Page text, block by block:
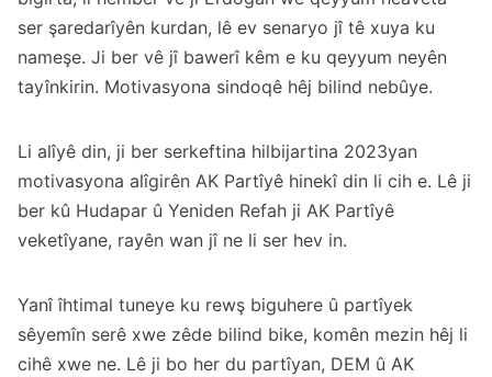
ser şaredarîyên kurdan, lê ev senaryo jî tê xuya ku
nameşe. Ji ber vê jî bawerî kêm e ku qeyyum neyên
tayînkirin. Motivasyona sindoqê hêj bilind nebûye.
Li alîyê din, ji ber serkeftina hilbijartina 2023yan
motivasyona alîgirên AK Partîyê hinekî din li cih e. Lê ji
ber kû Hudapar û Yeniden Refah ji AK Partîyê
veketîyane, rayên wan jî ne li ser hev in.
Yanî îhtimal tuneye ku rewş biguhere û partîyek
sêyemîn serê xwe zêde bilind bike, komên mezin hêj li
cihê xwe ne. Lê ji bo her du partîyan, DEM û AK